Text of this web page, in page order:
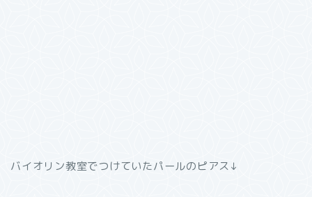
バイオリン教室でつけていたパールのピアス↓